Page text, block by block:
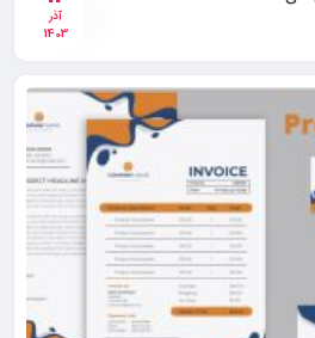
آذر
1403